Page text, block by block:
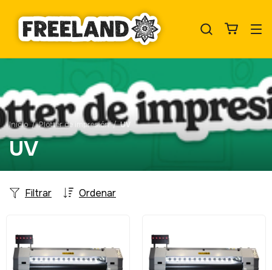
Inicio / Plotter de impresión / UV
UV
Ordenar
Filtrar